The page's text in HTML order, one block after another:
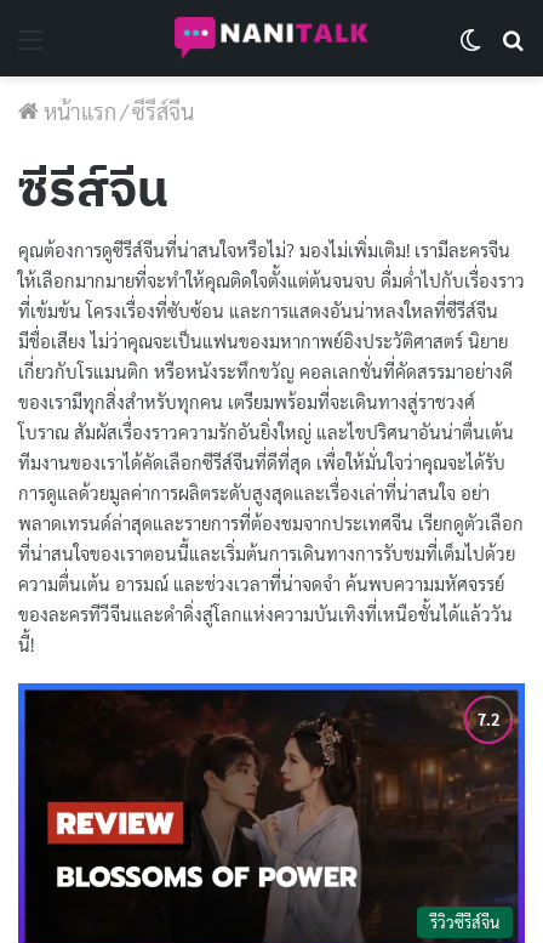
หน้าแรก/ซีรีส์จีน
ซีรีส์จีน
คุณต้องการดูซีรีส์จีนที่น่าสนใจหรือไม่? มองไม่เพิ่มเติม! เรามีละครจีน
ให้เลือกมากมายที่จะทำให้คุณติดใจตั้งแต่ต้นจนจบ ดื่มด่ำไปกับเรื่องราว
ที่เข้มข้น โครงเรื่องที่ซับซ้อน และการแสดงอันน่าหลงใหลที่ซีรีส์จีน
มีชื่อเสียง ไม่ว่าคุณจะเป็นแฟนของมหากาพย์อิงประวัติศาสตร์ นิยาย
เกี่ยวกับโรแมนติก หรือหนังระทึกขวัญ คอลเลกชั่นที่คัดสรรมาอย่างดี
ของเรามีทุกสิ่งสำหรับทุกคน เตรียมพร้อมที่จะเดินทางสู่ราชวงศ์
โบราณ สัมผัสเรื่องราวความรักอันยิ่งใหญ่ และไขปริศนาอันน่าตื่นเต้น
ทีมงานของเราได้คัดเลือกซีรีส์จีนที่ดีที่สุด เพื่อให้มั่นใจว่าคุณจะได้รับ
การดูแลด้วยมูลค่าการผลิตระดับสูงสุดและเรื่องเล่าที่น่าสนใจ อย่า
พลาดเทรนด์ล่าสุดและรายการที่ต้องชมจากประเทศจีน เรียกดูตัวเลือก
ที่น่าสนใจของเราตอนนี้และเริ่มต้นการเดินทางการรับชมที่เต็มไปด้วย
ความตื่นเต้น อารมณ์ และช่วงเวลาที่น่าจดจำ ค้นพบความมหัศจรรย์
ของละครทีวีจีนและดำดิ่งสู่โลกแห่งความบันเทิงที่เหนือชั้นได้แล้ววัน
นี้!
รีวิวซีรีส์จีน